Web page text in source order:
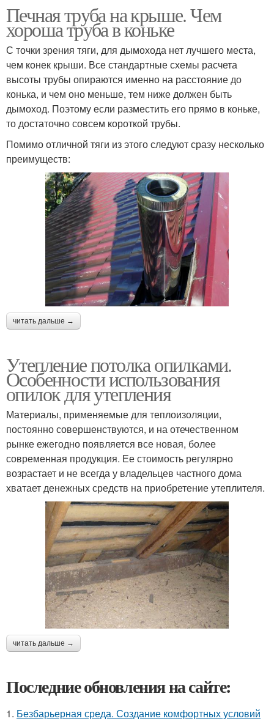
Печная труба на крыше. Чем
хороша труба в коньке
С точки зрения тяги, для дымохода нет лучшего места,
чем конек крыши. Все стандартные схемы расчета
высоты трубы опираются именно на расстояние до
конька, и чем оно меньше, тем ниже должен быть
дымоход. Поэтому если разместить его прямо в коньке,
то достаточно совсем короткой трубы.
Помимо отличной тяги из этого следуют сразу несколько
преимуществ:
читать дальше →
Утепление потолка опилками.
Особенности использования
опилок для утепления
Материалы, применяемые для теплоизоляции,
постоянно совершенствуются, и на отечественном
рынке ежегодно появляется все новая, более
современная продукция. Ее стоимость регулярно
возрастает и не всегда у владельцев частного дома
хватает денежных средств на приобретение утеплителя.
читать дальше →
Последние обновления на сайте:
1. Безбарьерная среда. Создание комфортных условий